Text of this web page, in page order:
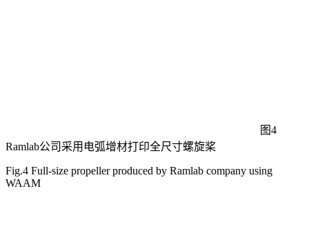
图4
Ramlab公司采用电弧增材打印全尺寸螺旋桨
Fig.4 Full-size propeller produced by Ramlab company using
WAAM